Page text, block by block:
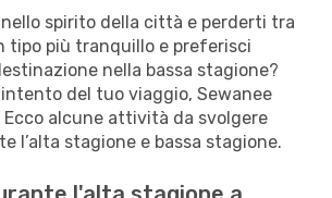
spirito della città e perderti tra
tipo più tranquillo e preferisci
nella bassa stagione?
del tuo viaggio, Sewanee
alcune attività da svolgere
l’alta stagione e bassa stagione.